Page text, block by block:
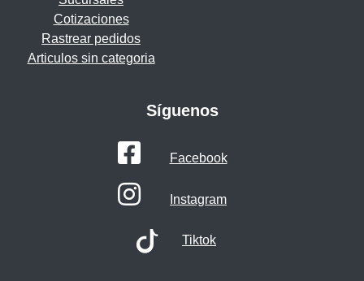
Cotizaciones
Rastrear pedidos
Articulos sin categoria
Síguenos
Facebook
Instagram
Tiktok